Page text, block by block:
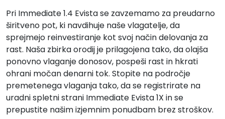
Pri Immediate 1.4 Evista se zavzemamo za preudarno
širitveno pot, ki navdihuje naše vlagatelje, da
sprejmejo reinvestiranje kot svoj način delovanja za
rast. Naša zbirka orodij je prilagojena tako, da olajša
ponovno vlaganje donosov, pospeši rast in hkrati
ohrani močan denarni tok. Stopite na področje
premetenega vlaganja tako, da se registrirate na
uradni spletni strani Immediate Evista 1X in se
prepustite našim izjemnim ponudbam brez stroškov.